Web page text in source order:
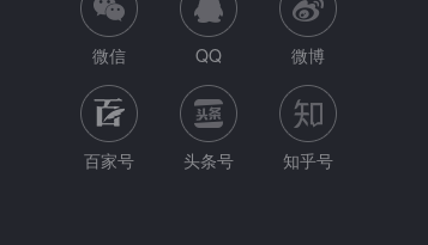
微信 QQ 微博
百家号 头条号 知乎号